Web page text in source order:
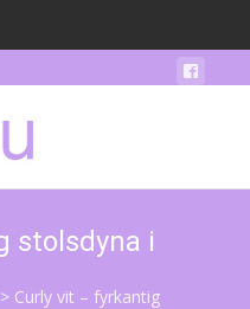
stolsdyna i
> Curly vit – fyrkantig